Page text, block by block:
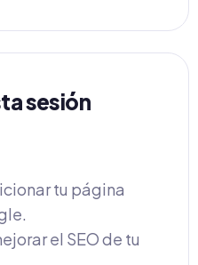
sesión
tu página
el SEO de tu